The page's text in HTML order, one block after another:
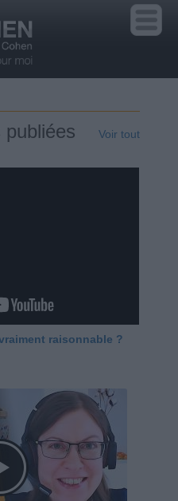
publiées Voir tout
raisonnable ?